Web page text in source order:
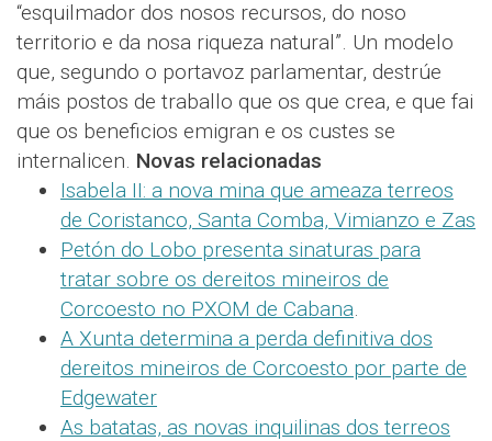
“esquilmador dos nosos recursos, do noso
territorio e da nosa riqueza natural”. Un modelo
que, segundo o portavoz parlamentar, destrúe
máis postos de traballo que os que crea, e que fai
que os beneficios emigran e os custes se
internalicen. Novas relacionadas
Isabela II: a nova mina que ameaza terreos
de Coristanco, Santa Comba, Vimianzo e Zas
Petón do Lobo presenta sinaturas para
tratar sobre os dereitos mineiros de
Corcoesto no PXOM de Cabana.
A Xunta determina a perda definitiva dos
dereitos mineiros de Corcoesto por parte de
Edgewater
As batatas, as novas inquilinas dos terreos